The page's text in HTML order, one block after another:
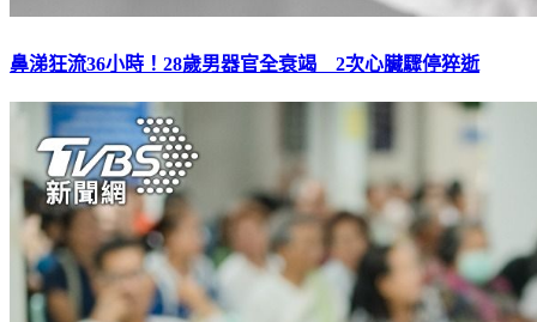
鼻涕狂流36小時！28歲男器官全衰竭 2次心臟驟停猝逝